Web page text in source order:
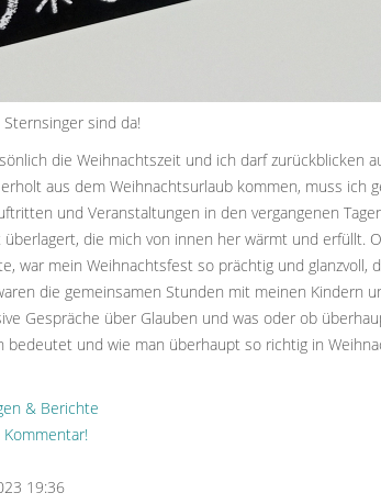
sind da!
die Weihnachtszeit und ich darf zurückblicken
aus dem Weihnachtsurlaub kommen, muss ich
und Veranstaltungen in den vergangenen
die mich von innen her wärmt und erfüllt.
war mein Weihnachtsfest so prächtig und glanzvoll,
die gemeinsamen Stunden mit meinen Kindern
Gespräche über Glauben und was oder ob
bedeutet und wie man überhaupt so richtig in
& Berichte
19:36